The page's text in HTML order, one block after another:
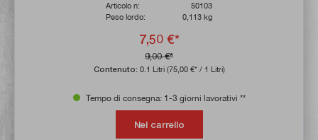
Articolo n:
50103
Peso lordo:
0,113 kg
7,50 €*
9,00 €*
Contenuto: 0.1 Litri (75,00 €* / 1 Litri)
Tempo di consegna: 1-3 giorni lavorativi **
Nel carrello